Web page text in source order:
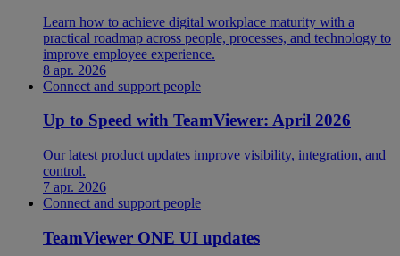
Learn how to achieve digital workplace maturity with a
practical roadmap across people, processes, and technology to
improve employee experience.
8 apr. 2026
Connect and support people
Up to Speed with TeamViewer: April 2026
Our latest product updates improve visibility, integration, and
control.
7 apr. 2026
Connect and support people
TeamViewer ONE UI updates